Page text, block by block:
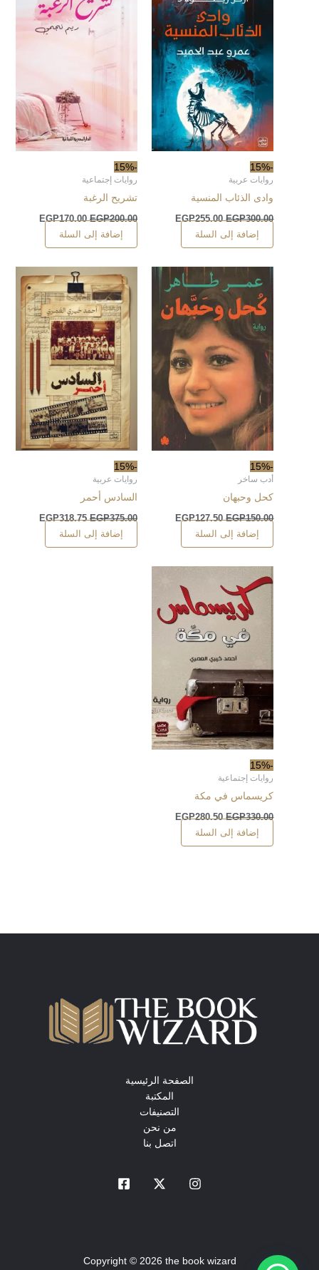
-15%
روايات عربية
وادى الذئاب المنسية
EGP300.00
EGP255.00
إضافة إلى السلة
-15%
روايات إجتماعية
تشريح الرغبة
EGP200.00
EGP170.00
إضافة إلى السلة
-15%
أدب ساخر
كحل وحبهان
EGP150.00
EGP127.50
إضافة إلى السلة
-15%
روايات عربية
السادس أحمر
EGP375.00
EGP318.75
إضافة إلى السلة
-15%
روايات إجتماعية
كريسماس في مكة
EGP330.00
EGP280.50
إضافة إلى السلة
الصفحة الرئيسية
المكتبة
التصنيفات
من نحن
اتصل بنا
Copyright © 2026 the book wizard